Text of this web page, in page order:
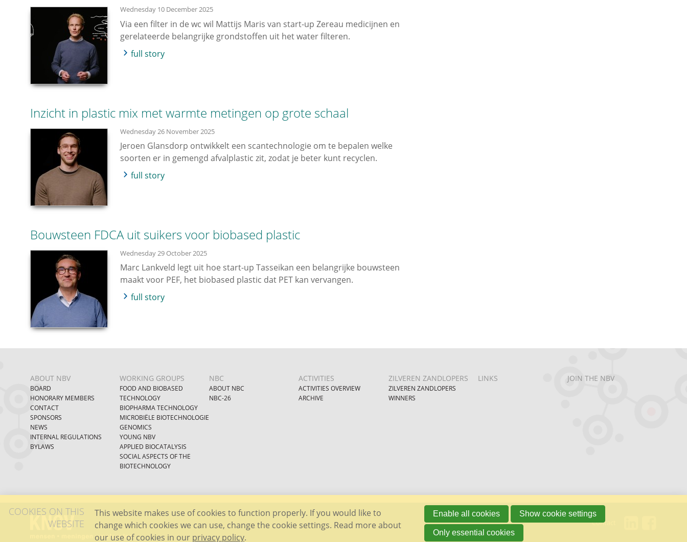
Wednesday 10 December 2025
Via een filter in de wc wil Mattijs Maris van start-up Zereau medicijnen en
gerelateerde belangrijke grondstoffen uit het water filteren.
full story
Inzicht in plastic mix met warmte metingen op grote schaal
Wednesday 26 November 2025
Jeroen Glansdorp ontwikkelt een scantechnologie om te bepalen welke
soorten er in gemengd afvalplastic zit, zodat je beter kunt recyclen.
full story
Bouwsteen FDCA uit suikers voor biobased plastic
Wednesday 29 October 2025
Marc Lankveld legt uit hoe start-up Tasseikan een belangrijke bouwsteen
maakt voor PEF, het biobased plastic dat PET kan vervangen.
full story
ABOUT NBV
BOARD
HONORARY MEMBERS
CONTACT
SPONSORS
NEWS
INTERNAL REGULATIONS
BYLAWS
WORKING GROUPS
FOOD AND BIOBASED
TECHNOLOGY
BIOPHARMA TECHNOLOGY
MICROBIËLE BIOTECHNOLOGIE
GENOMICS
YOUNG NBV
APPLIED BIOCATALYSIS
SOCIAL ASPECTS OF THE
BIOTECHNOLOGY
NBC
ABOUT NBC
NBC-26
ACTIVITIES
ACTIVITIES OVERVIEW
ARCHIVE
ZILVEREN ZANDLOPERS
ZILVEREN ZANDLOPERS
WINNERS
LINKS JOIN THE NBV
Contact
COOKIES ON THIS
WEBSITE
This website makes use of cookies to function properly. If you would like to
change which cookies we can use, change the cookie settings. Read more about
our use of cookies in our privacy policy.
Enable all cookies Show cookie settings
Only essential cookies